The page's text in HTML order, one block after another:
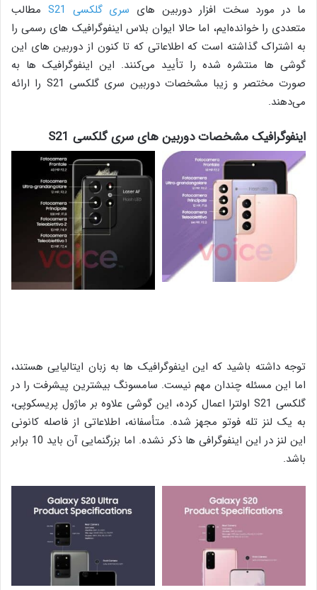
ما در مورد سخت افزار دوربین های سری گلکسی S21
مطالب
متعددی را خوانده‌ایم، اما حالا ایوان بلاس اینفوگرافیک های رسمی را
به اشتراک گذاشته است که اطلاعاتی که تا کنون از دوربین های این
گوشی ها منتشره شده را تأیید می‌کنند. این اینفوگرافیک ها به
صورت مختصر و زیبا مشخصات دوربین سری گلکسی S21 را ارائه
می‌دهند.
اینفوگرافیک مشخصات دوربین های سری گلکسی S21
توجه داشته باشید که این اینفوگرافیک ها به زبان ایتالیایی هستند،
اما این مسئله چندان مهم نیست. سامسونگ بیشترین پیشرفت را در
گلکسی S21 اولترا اعمال کرده، این گوشی علاوه بر ماژول پریسکوپی،
به یک لنز تله فوتو مجهز شده. متأسفانه، اطلاعاتی از فاصله کانونی
این لنز در این اینفوگرافی ها ذکر نشده. اما بزرگنمایی آن باید 10 برابر
باشد.